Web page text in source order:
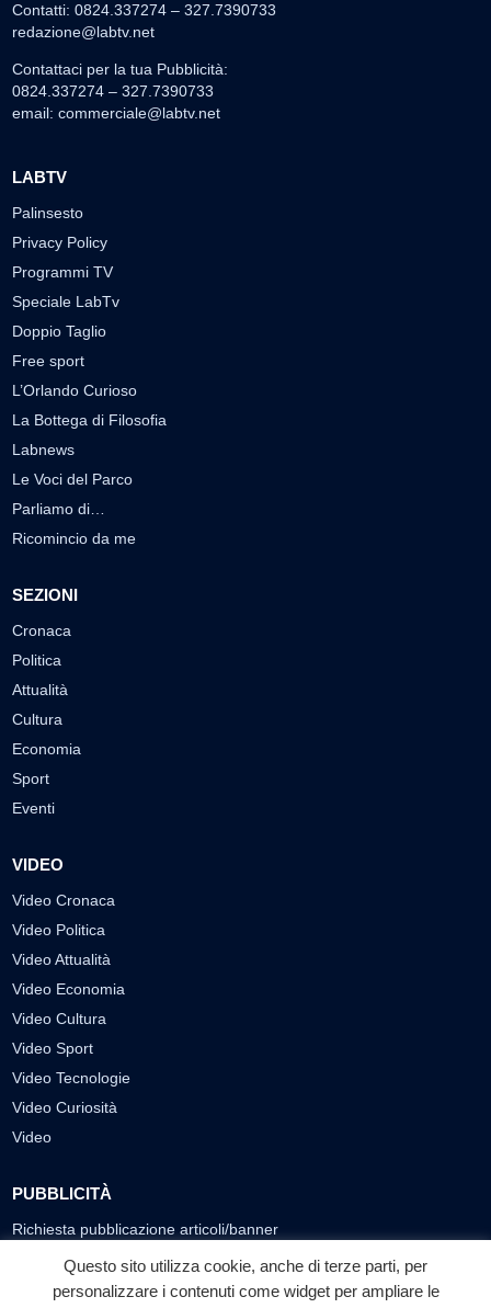
Contatti: 0824.337274 – 327.7390733
redazione@labtv.net
Contattaci per la tua Pubblicità:
0824.337274 – 327.7390733
email: commerciale@labtv.net
LABTV
Palinsesto
Privacy Policy
Programmi TV
Speciale LabTv
Doppio Taglio
Free sport
L’Orlando Curioso
La Bottega di Filosofia
Labnews
Le Voci del Parco
Parliamo di…
Ricomincio da me
SEZIONI
Cronaca
Politica
Attualità
Cultura
Economia
Sport
Eventi
VIDEO
Video Cronaca
Video Politica
Video Attualità
Video Economia
Video Cultura
Video Sport
Video Tecnologie
Video Curiosità
Video
PUBBLICITÀ
Richiesta pubblicazione articoli/banner
SEGUICI SUI SOCIAL
Questo sito utilizza cookie, anche di terze parti, per
personalizzare i contenuti come widget per ampliare le